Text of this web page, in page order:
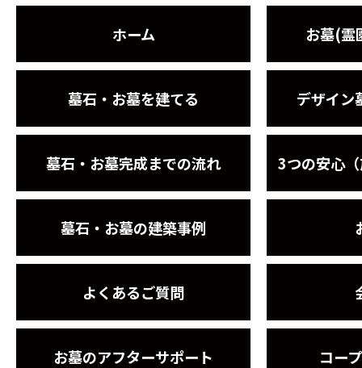
ホーム
墓石・お墓を建てる
墓石・お墓完成までの流れ
墓石・お墓の建築事例
よくあるご質問
お墓のアフターサポート
お墓(霊
デザイン
3つの安心
コー